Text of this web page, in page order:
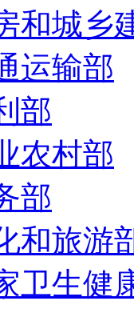
和城乡
运输部
部
农村部
部
和旅游
卫生健